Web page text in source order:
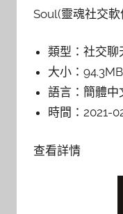
Soul(靈魂社交
類型：社交聊
大小：94.3MB
語言： 簡體中
時間：2021-
查看詳情